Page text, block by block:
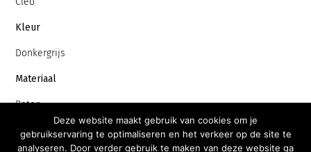
Kleur
Donkergrijs
Materiaal
Beton
Handdoekrek
Deze website maakt gebruik van cookies om je
gebruikservaring te optimaliseren en het verkeer op de site te
analyseren. Door verder gebruik te maken van deze website ga